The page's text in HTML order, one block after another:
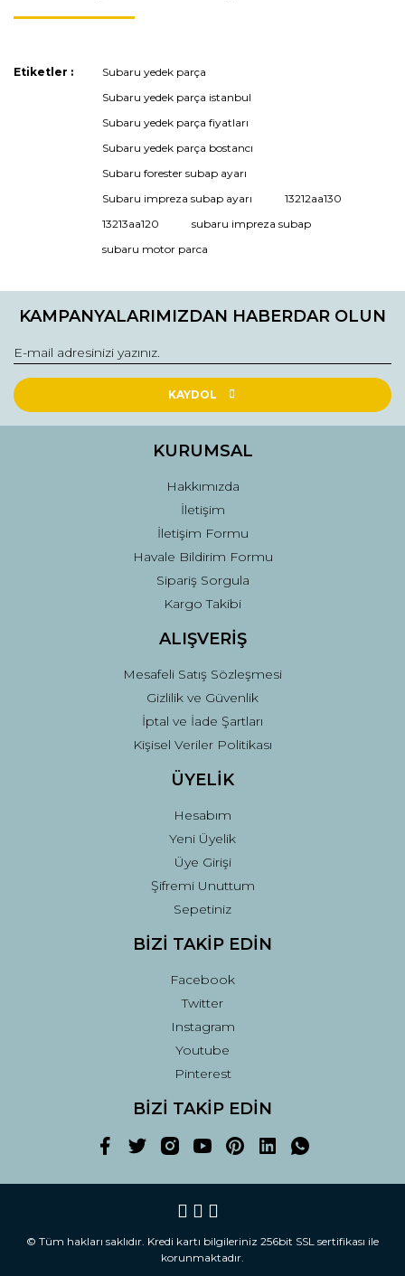
Bu ürünün fiyat bilgisi, resim, ürün açıklamalarında ve diğer
kullanarak tarafımıza iletebilirsiniz.
Görüş ve önerileriniz için teşekkür ederiz.
Etiketler :
Subaru yedek parça
Subaru yedek parça istanbul
Subaru yedek parça fiyatları
Subaru yedek parça bostancı
Subaru forester subap ayarı
Subaru impreza subap ayarı
13212aa130
13213aa120
subaru impreza subap
subaru motor parca
KAMPANYALARIMIZDAN HABERDAR OLUN
KAYDOL
KURUMSAL
Hakkımızda
İletişim
İletişim Formu
Havale Bildirim Formu
Sipariş Sorgula
Kargo Takibi
ALIŞVERİŞ
Mesafeli Satış Sözleşmesi
Gizlilik ve Güvenlik
İptal ve İade Şartları
Kişisel Veriler Politikası
ÜYELİK
Hesabım
Yeni Üyelik
Üye Girişi
Şifremi Unuttum
Sepetiniz
BİZİ TAKİP EDİN
Facebook
Twitter
Instagram
Youtube
Pinterest
BİZİ TAKİP EDİN
© Tüm hakları saklıdır. Kredi kartı bilgileriniz 256bit SSL sertifikası ile
korunmaktadır.